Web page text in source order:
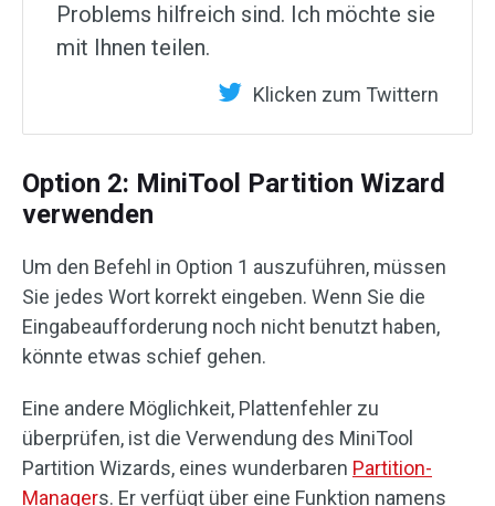
Problems hilfreich sind. Ich möchte sie
mit Ihnen teilen.
Klicken zum Twittern
Option 2: MiniTool Partition Wizard
verwenden
Um den Befehl in Option 1 auszuführen, müssen
Sie jedes Wort korrekt eingeben. Wenn Sie die
Eingabeaufforderung noch nicht benutzt haben,
könnte etwas schief gehen.
Eine andere Möglichkeit, Plattenfehler zu
überprüfen, ist die Verwendung des MiniTool
Partition Wizards, eines wunderbaren Partition-
Managers. Er verfügt über eine Funktion namens